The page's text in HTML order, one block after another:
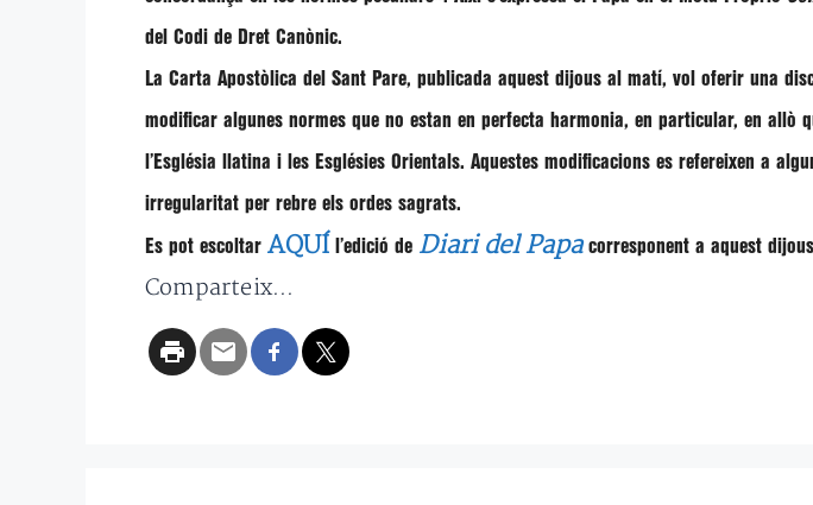
del Codi de Dret Canònic.
La Carta Apostòlica del Sant Pare, publicada aquest dijous al matí, vol oferir una
modificar algunes normes que no estan en perfecta harmonia, en particular, en allò
l’Església llatina i les Esglésies Orientals. Aquestes modificacions es refereixen a
irregularitat per rebre els ordes sagrats.
Es pot escoltar AQUÍ l’edició de Diari del Papacorresponent a aquest
Comparteix...